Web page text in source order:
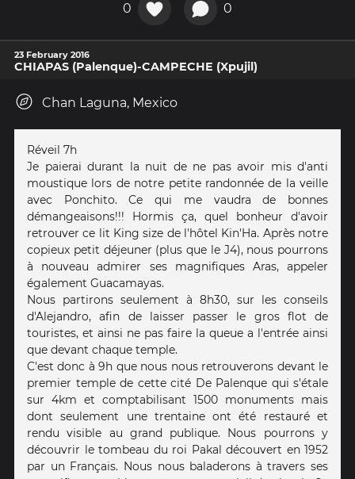
0 0
23 February 2016
CHIAPAS (Palenque)-CAMPECHE (Xpujil)
Chan Laguna, Mexico
Réveil 7h
Je paierai durant la nuit de ne pas avoir mis d'anti
moustique lors de notre petite randonnée de la veille
avec Ponchito. Ce qui me vaudra de bonnes
démangeaisons!!! Hormis ça, quel bonheur d'avoir
retrouver ce lit King size de l'hôtel Kin'Ha. Après notre
copieux petit déjeuner (plus que le J4), nous pourrons
à nouveau admirer ses magnifiques Aras, appeler
également Guacamayas.
Nous partirons seulement à 8h30, sur les conseils
d'Alejandro, afin de laisser passer le gros flot de
touristes, et ainsi ne pas faire la queue a l'entrée ainsi
que devant chaque temple.
C'est donc à 9h que nous nous retrouverons devant le
premier temple de cette cité De Palenque qui s'étale
sur 4km et comptabilisant 1500 monuments mais
dont seulement une trentaine ont été restauré et
rendu visible au grand publique. Nous pourrons y
découvrir le tombeau du roi Pakal découvert en 1952
par un Français. Nous nous baladerons à travers ses